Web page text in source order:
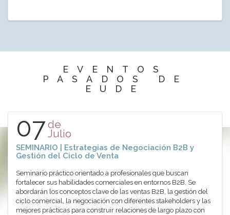
EVENTOS
PASADOS DE
EUDE
07de
Julio
SEMINARIO | Estrategias de Negociación B2B y
Gestión del Ciclo de Venta
Seminario práctico orientado a profesionales que buscan
fortalecer sus habilidades comerciales en entornos B2B. Se
abordarán los conceptos clave de las ventas B2B, la gestión del
ciclo comercial, la negociación con diferentes stakeholders y las
mejores prácticas para construir relaciones de largo plazo con